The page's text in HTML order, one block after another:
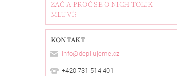
ZAČ A PROČ SE O NICH TOLIK
MLUVÍ?
KONTAKT
info@depilujeme.cz
+420 731 514 401